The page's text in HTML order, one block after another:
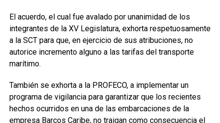
El acuerdo, el cual fue avalado por unanimidad de los
integrantes de la XV Legislatura, exhorta respetuosamente
a la SCT para que, en ejercicio de sus atribuciones, no
autorice incremento alguno a las tarifas del transporte
marítimo.
También se exhorta a la PROFECO, a implementar un
programa de vigilancia para garantizar que los recientes
hechos ocurridos en una de las embarcaciones de la
empresa Barcos Caribe, no traigan como consecuencia el